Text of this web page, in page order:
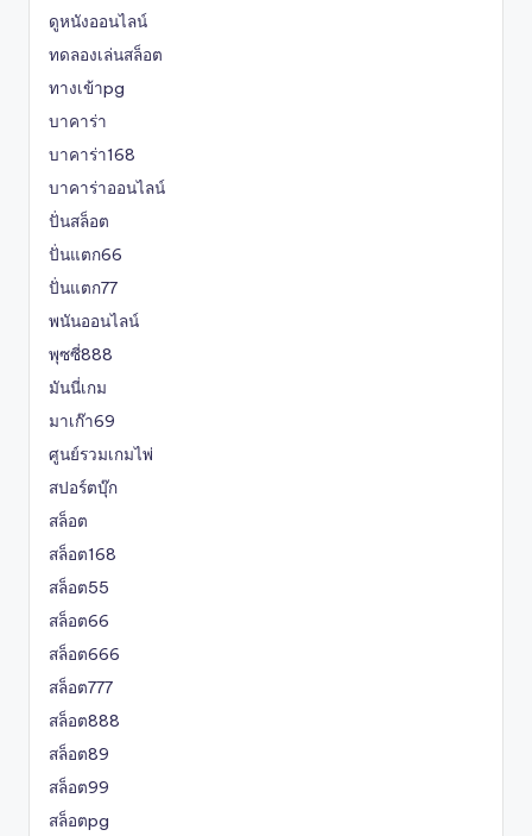
ดูหนังออนไลน์
ทดลองเล่นสล็อต
ทางเข้าpg
บาคาร่า
บาคาร่า168
บาคาร่าออนไลน์
ปั่นสล็อต
ปั่นแตก66
ปั่นแตก77
พนันออนไลน์
พุซซี่888
มันนี่เกม
มาเก๊า69
ศูนย์รวมเกมไพ่
สปอร์ตบุ๊ก
สล็อต
สล็อต168
สล็อต55
สล็อต66
สล็อต666
สล็อต777
สล็อต888
สล็อต89
สล็อต99
สล็อตpg